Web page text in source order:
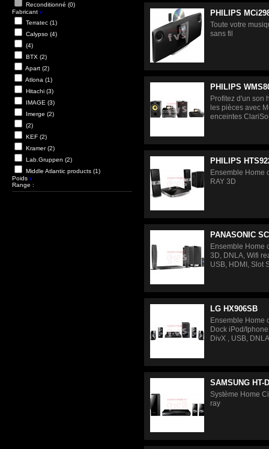
Reconditionné (0)
Fabricant v
Terratec (1)
Calypso (4)
(4)
BTX (2)
Apart (2)
Atlona (1)
Hitachi (3)
IMAGE (3)
Imerge (2)
(2)
KEF (2)
Kramer(2)
Lab.Gruppen (2)
Middle Atlantic products (1)
Poids v
Range :
PHILIPS
Toute votre
sans fil
PHILIPS
Profitez d'un son
les pièces avec
enceintes
PHILIPS
Ensemble Home
RAY 3D
PANASONIC
Ensemble Home
3D, DNLA, Wifi
USB, HDMI, Slot
LG HX906SB
Ensemble Home
Dock iPod/
DivX , USB,
SAMSUNG HT-
Système Home
ray